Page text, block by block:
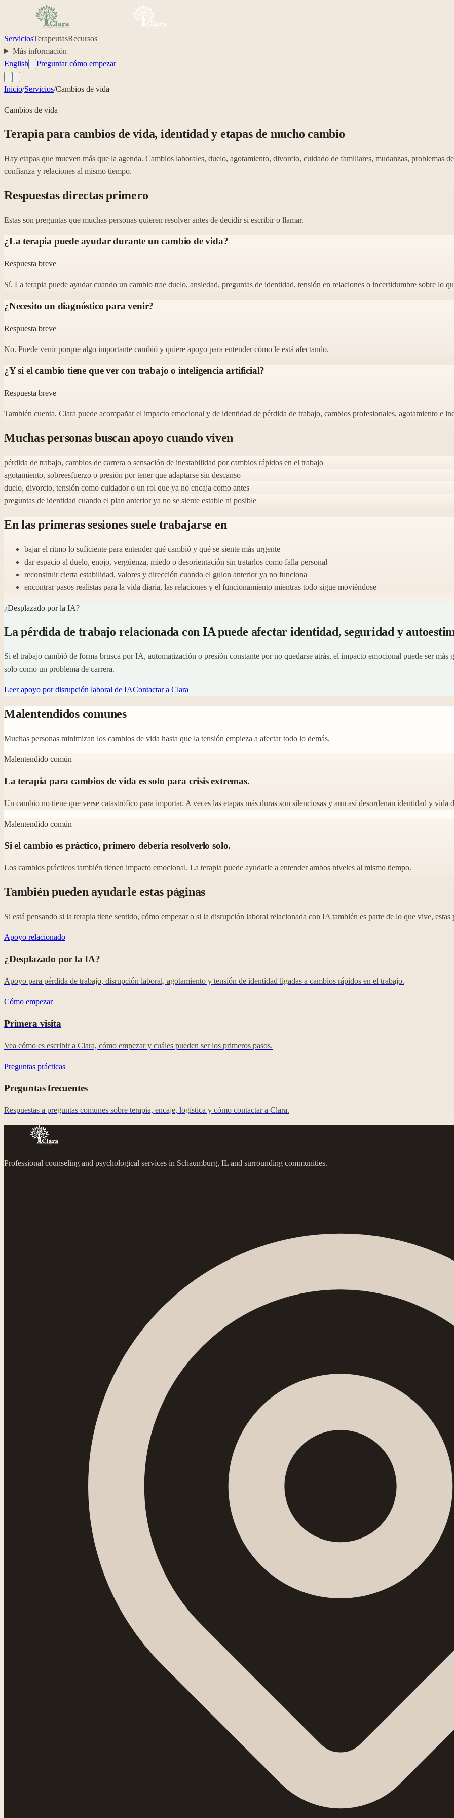
ServiciosTerapeutasRecursos
Más información
English
Preguntar cómo empezar
Inicio/Servicios/Cambios de vida
Cambios de vida
Terapia para cambios de vida, identidad y etapas de mucho cambio
Hay etapas que mueven más que la agenda. Cambios laborales, duelo, agotamiento, divorcio, cuidado de familiares, mudanzas, problemas
confianza y relaciones al mismo tiempo.
Respuestas directas primero
Estas son preguntas que muchas personas quieren resolver antes de decidir si escribir o llamar.
¿La terapia puede ayudar durante un cambio de vida?
Respuesta breve
Sí. La terapia puede ayudar cuando un cambio trae duelo, ansiedad, preguntas de identidad, tensión en relaciones o incertidumbre sobre lo
¿Necesito un diagnóstico para venir?
Respuesta breve
No. Puede venir porque algo importante cambió y quiere apoyo para entender cómo le está afectando.
¿Y si el cambio tiene que ver con trabajo o inteligencia artificial?
Respuesta breve
También cuenta. Clara puede acompañar el impacto emocional y de identidad de pérdida de trabajo, cambios profesionales, agotamiento e
Muchas personas buscan apoyo cuando viven
pérdida de trabajo, cambios de carrera o sensación de inestabilidad por cambios rápidos en el trabajo
agotamiento, sobreesfuerzo o presión por tener que adaptarse sin descanso
duelo, divorcio, tensión como cuidador o un rol que ya no encaja como antes
preguntas de identidad cuando el plan anterior ya no se siente estable ni posible
En las primeras sesiones suele trabajarse en
bajar el ritmo lo suficiente para entender qué cambió y qué se siente más urgente
dar espacio al duelo, enojo, vergüenza, miedo o desorientación sin tratarlos como falla personal
reconstruir cierta estabilidad, valores y dirección cuando el guion anterior ya no funciona
encontrar pasos realistas para la vida diaria, las relaciones y el funcionamiento mientras todo sigue moviéndose
¿Desplazado por la IA?
La pérdida de trabajo relacionada con IA puede afectar identidad, seguridad y
Si el trabajo cambió de forma brusca por IA, automatización o presión constante por no quedarse atrás, el impacto emocional puede ser
solo como un problema de carrera.
Leer apoyo por disrupción laboral de IAContactar a Clara
Malentendidos comunes
Muchas personas minimizan los cambios de vida hasta que la tensión empieza a afectar todo lo demás.
Malentendido común
La terapia para cambios de vida es solo para crisis extremas.
Un cambio no tiene que verse catastrófico para importar. A veces las etapas más duras son silenciosas y aun así desordenan identidad y vida
Malentendido común
Si el cambio es práctico, primero debería resolverlo solo.
Los cambios prácticos también tienen impacto emocional. La terapia puede ayudarle a entender ambos niveles al mismo tiempo.
También pueden ayudarle estas páginas
Si está pensando si la terapia tiene sentido, cómo empezar o si la disrupción laboral relacionada con IA también es parte de lo que vive, estas
Apoyo relacionado
¿Desplazado por la IA?
Apoyo para pérdida de trabajo, disrupción laboral, agotamiento y tensión de identidad ligadas a cambios rápidos en el trabajo.
Cómo empezar
Primera visita
Vea cómo es escribir a Clara, cómo empezar y cuáles pueden ser los primeros pasos.
Preguntas prácticas
Preguntas frecuentes
Respuestas a preguntas comunes sobre terapia, encaje, logística y cómo contactar a Clara.
Professional counseling and psychological services in Schaumburg, IL and surrounding communities.